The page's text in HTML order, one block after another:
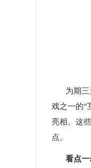
为期
戏之一的“
亮相。这
点。
看点